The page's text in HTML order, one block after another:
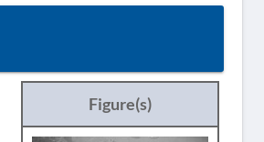
Figure(s)